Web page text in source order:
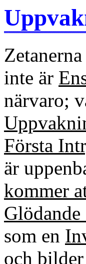
inte är
närvaro;
Första
är
kommer
Glödande
som en
och